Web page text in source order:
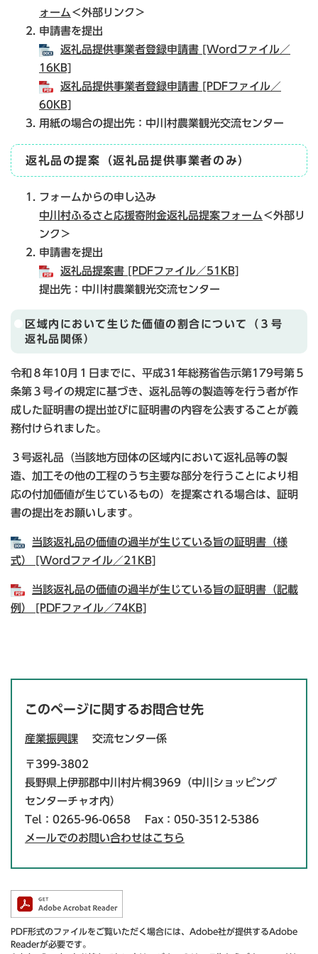
ォーム ＜外部リンク＞
申請書を提出
返礼品提供事業者登録申請書 [Wordファイル／
16KB]
返礼品提供事業者登録申請書 [PDFファイル／
60KB]
用紙の場合の提出先：中川村農業観光交流センター
返礼品の提案（返礼品提供事業者のみ）
フォームからの申し込み
中川村ふるさと応援寄附金返礼品提案フォーム ＜外部リ
ンク＞
申請書を提出
返礼品提案書 [PDFファイル／51KB]
提出先：中川村農業観光交流センター
区域内において生じた価値の割合について（３号
返礼品関係）
令和８年10月１日までに、平成31年総務省告示第179号第５
条第３号イの規定に基づき、返礼品等の製造等を行う者が作
成した証明書の提出並びに証明書の内容を公表することが義
務付けられました。
３号返礼品（当該地方団体の区域内において返礼品等の製
造、加工その他の工程のうち主要な部分を行うことにより相
応の付加価値が生じているもの）を提案される場合は、証明
書の提出をお願いします。
当該返礼品の価値の過半が生じている旨の証明書（様
式） [Wordファイル／21KB]
当該返礼品の価値の過半が生じている旨の証明書（記載
例） [PDFファイル／74KB]
このページに関するお問合せ先
産業振興課 交流センター係
〒399-3802
長野県上伊那郡中川村片桐3969（中川ショッピング
センターチャオ内）
Tel：0265-96-0658
Fax：050-3512-5386
メールでのお問い合わせはこちら
PDF形式のファイルをご覧いただく場合には、Adobe社が提供するAdobe
Readerが必要です。